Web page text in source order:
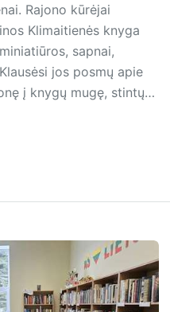
Rajono kūrėjai
Klimaitienės knyga
sapnai,
jos posmų apie
į knygų mugę, stintų…